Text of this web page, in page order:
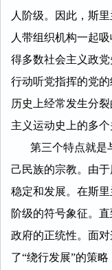
人阶级。因此，斯
人带组织机构一起
得多数社会主义政
行动听党指挥的党
历史上经常发生分
主义运动史上的多
第三个特点就是与
己民族的宗教。由
稳定和发展。在斯
阶级的符号象征。
政府的正统性。面
了“绕行发展”的策